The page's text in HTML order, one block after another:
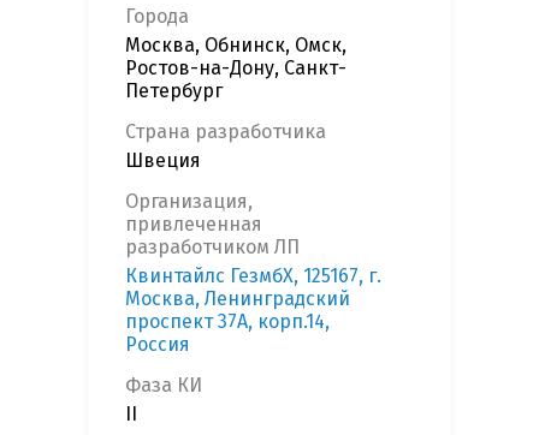
Города
Москва, Обнинск, Омск,
Ростов-на-Дону, Санкт-
Петербург
Страна разработчика
Швеция
Организация,
привлеченная
разработчиком ЛП
Квинтайлс ГезмбХ, 125167, г.
Москва, Ленинградский
проспект 37А, корп.14,
Россия
Фаза КИ